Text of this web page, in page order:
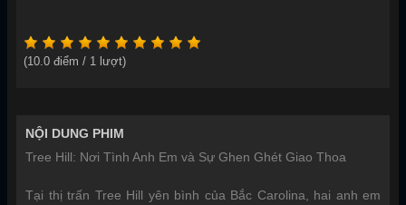
(10.0 điểm / 1 lượt)
NỘI DUNG PHIM
Tree Hill: Nơi Tình Anh Em và Sự Ghen Ghét Giao Thoa
Tại thị trấn Tree Hill yên bình của Bắc Carolina, hai anh em